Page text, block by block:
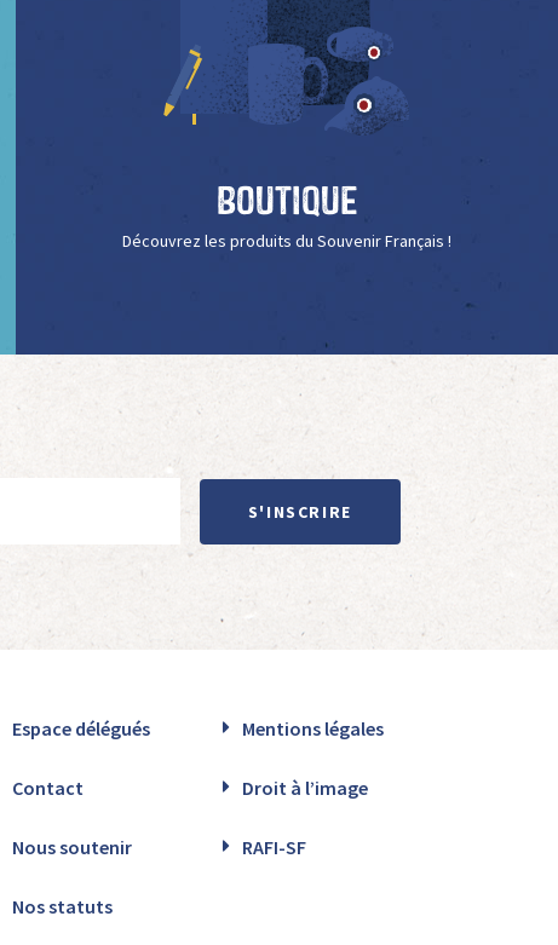
Boutique
Découvrez les produits du Souvenir Français !
S'INSCRIRE
Espace délégués Mentions légales
Contact Droit à l’image
Nous soutenir RAFI-SF
Nos statuts